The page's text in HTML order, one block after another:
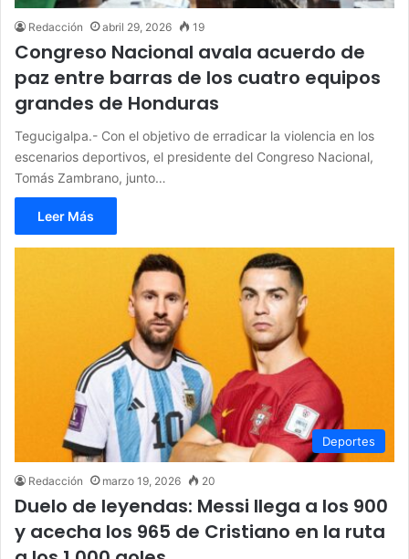
Redacción abril 29, 2026 19
Congreso Nacional avala acuerdo de
paz entre barras de los cuatro equipos
grandes de Honduras
Tegucigalpa.- Con el objetivo de erradicar la violencia en los
escenarios deportivos, el presidente del Congreso Nacional,
Tomás Zambrano, junto…
Leer Más
Deportes
Redacción marzo 19, 2026 20
Duelo de leyendas: Messi llega a los 900
y acecha los 965 de Cristiano en la ruta